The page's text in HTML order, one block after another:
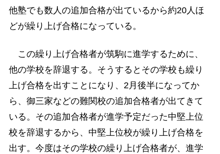
他塾でも数人の追加合格が出ているから約20人ほ
どが繰り上げ合格になっている。
この繰り上げ合格者が筑駒に進学するために、
他の学校を辞退する。そうするとその学校も繰り
上げ合格を出すことになり、2月後半になってか
ら、御三家などの難関校の追加合格者が出てきて
いる。その追加合格者が進学予定だった中堅上位
校を辞退するから、中堅上位校が繰り上げ合格を
出す。今度はその学校の繰り上げ合格者が、進学